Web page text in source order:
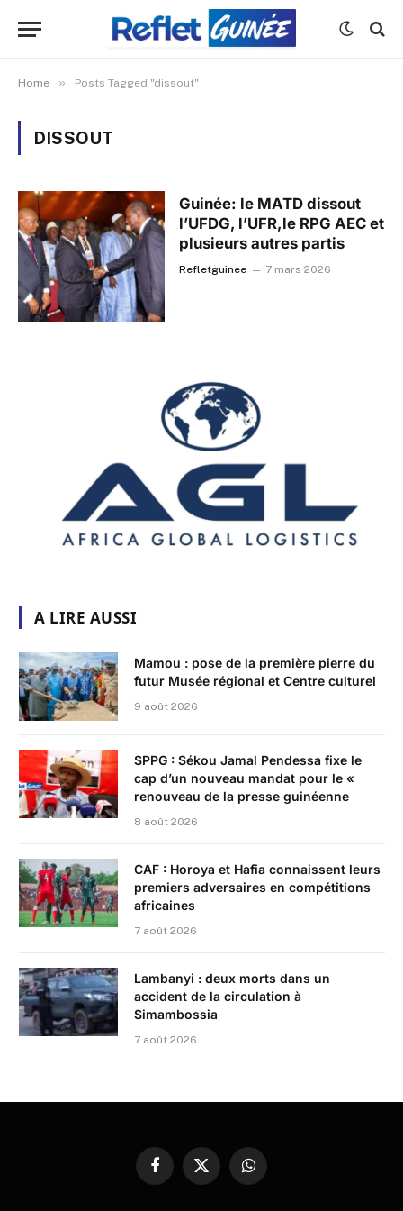
Home » Posts Tagged "dissout"
DISSOUT
Guinée: le MATD dissout
l’UFDG, l’UFR,le RPG AEC et
plusieurs autres partis
Refletguinee 7 mars 2026
A LIRE AUSSI
Mamou : pose de la première pierre du
futur Musée régional et Centre culturel
9 août 2026
SPPG : Sékou Jamal Pendessa fixe le
cap d’un nouveau mandat pour le «
renouveau de la presse guinéenne
8 août 2026
CAF : Horoya et Hafia connaissent leurs
premiers adversaires en compétitions
africaines
7 août 2026
Lambanyi : deux morts dans un
accident de la circulation à
Simambossia
7 août 2026
FacebookX
(Twitter)
WhatsApp